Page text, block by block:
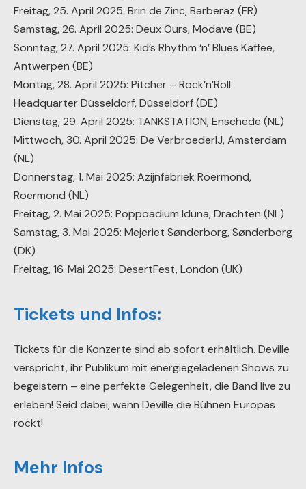
Freitag, 25. April 2025: Brin de Zinc, Barberaz (FR)
Samstag, 26. April 2025: Deux Ours, Modave (BE)
Sonntag, 27. April 2025: Kid’s Rhythm ‘n’ Blues Kaffee,
Antwerpen (BE)
Montag, 28. April 2025: Pitcher – Rock’n’Roll
Headquarter Düsseldorf, Düsseldorf (DE)
Dienstag, 29. April 2025: TANKSTATION, Enschede (NL)
Mittwoch, 30. April 2025: De VerbroederIJ, Amsterdam
(NL)
Donnerstag, 1. Mai 2025: Azijnfabriek Roermond,
Roermond (NL)
Freitag, 2. Mai 2025: Poppoadium Iduna, Drachten (NL)
Samstag, 3. Mai 2025: Mejeriet Sønderborg, Sønderborg
(DK)
Freitag, 16. Mai 2025: DesertFest, London (UK)
Tickets und Infos:
Tickets für die Konzerte sind ab sofort erhältlich. Deville
verspricht, ihr Publikum mit energiegeladenen Shows zu
begeistern – eine perfekte Gelegenheit, die Band live zu
erleben! Seid dabei, wenn Deville die Bühnen Europas
rockt!
Mehr Infos